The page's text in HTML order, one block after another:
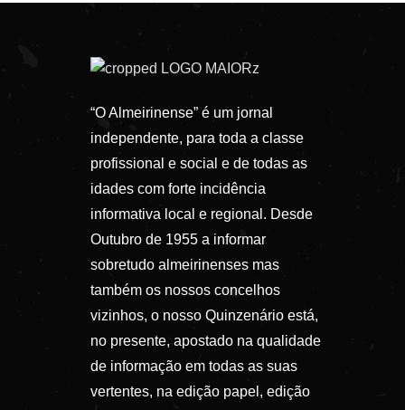
“O Almeirinense” é um jornal
independente, para toda a classe
profissional e social e de todas as
idades com forte incidência
informativa local e regional. Desde
Outubro de 1955 a informar
sobretudo almeirinenses mas
também os nossos concelhos
vizinhos, o nosso Quinzenário está,
no presente, apostado na qualidade
de informação em todas as suas
vertentes, na edição papel, edição